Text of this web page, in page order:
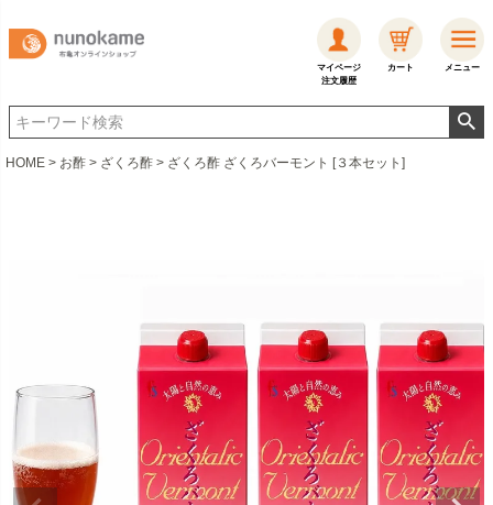
マイページ
注文履歴
カート メニュー
HOME お酢 ざくろ酢 ざくろ酢 ざくろバーモント [３本セット]